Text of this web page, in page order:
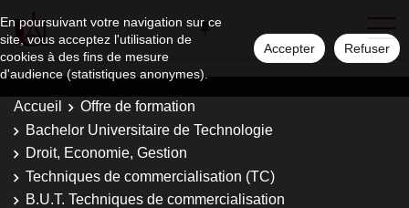
En poursuivant votre navigation sur ce
site, vous acceptez l'utilisation de
cookies à des fins de mesure
d'audience (statistiques anonymes).
Accepter Refuser
Accueil
Offre de formation
Bachelor Universitaire de Technologie
Droit, Economie, Gestion
Techniques de commercialisation (TC)
B.U.T. Techniques de commercialisation